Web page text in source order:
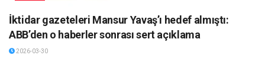
İktidar gazeteleri Mansur Yavaş’ı hedef almıştı:
ABB’den o haberler sonrası sert açıklama
2026-03-30